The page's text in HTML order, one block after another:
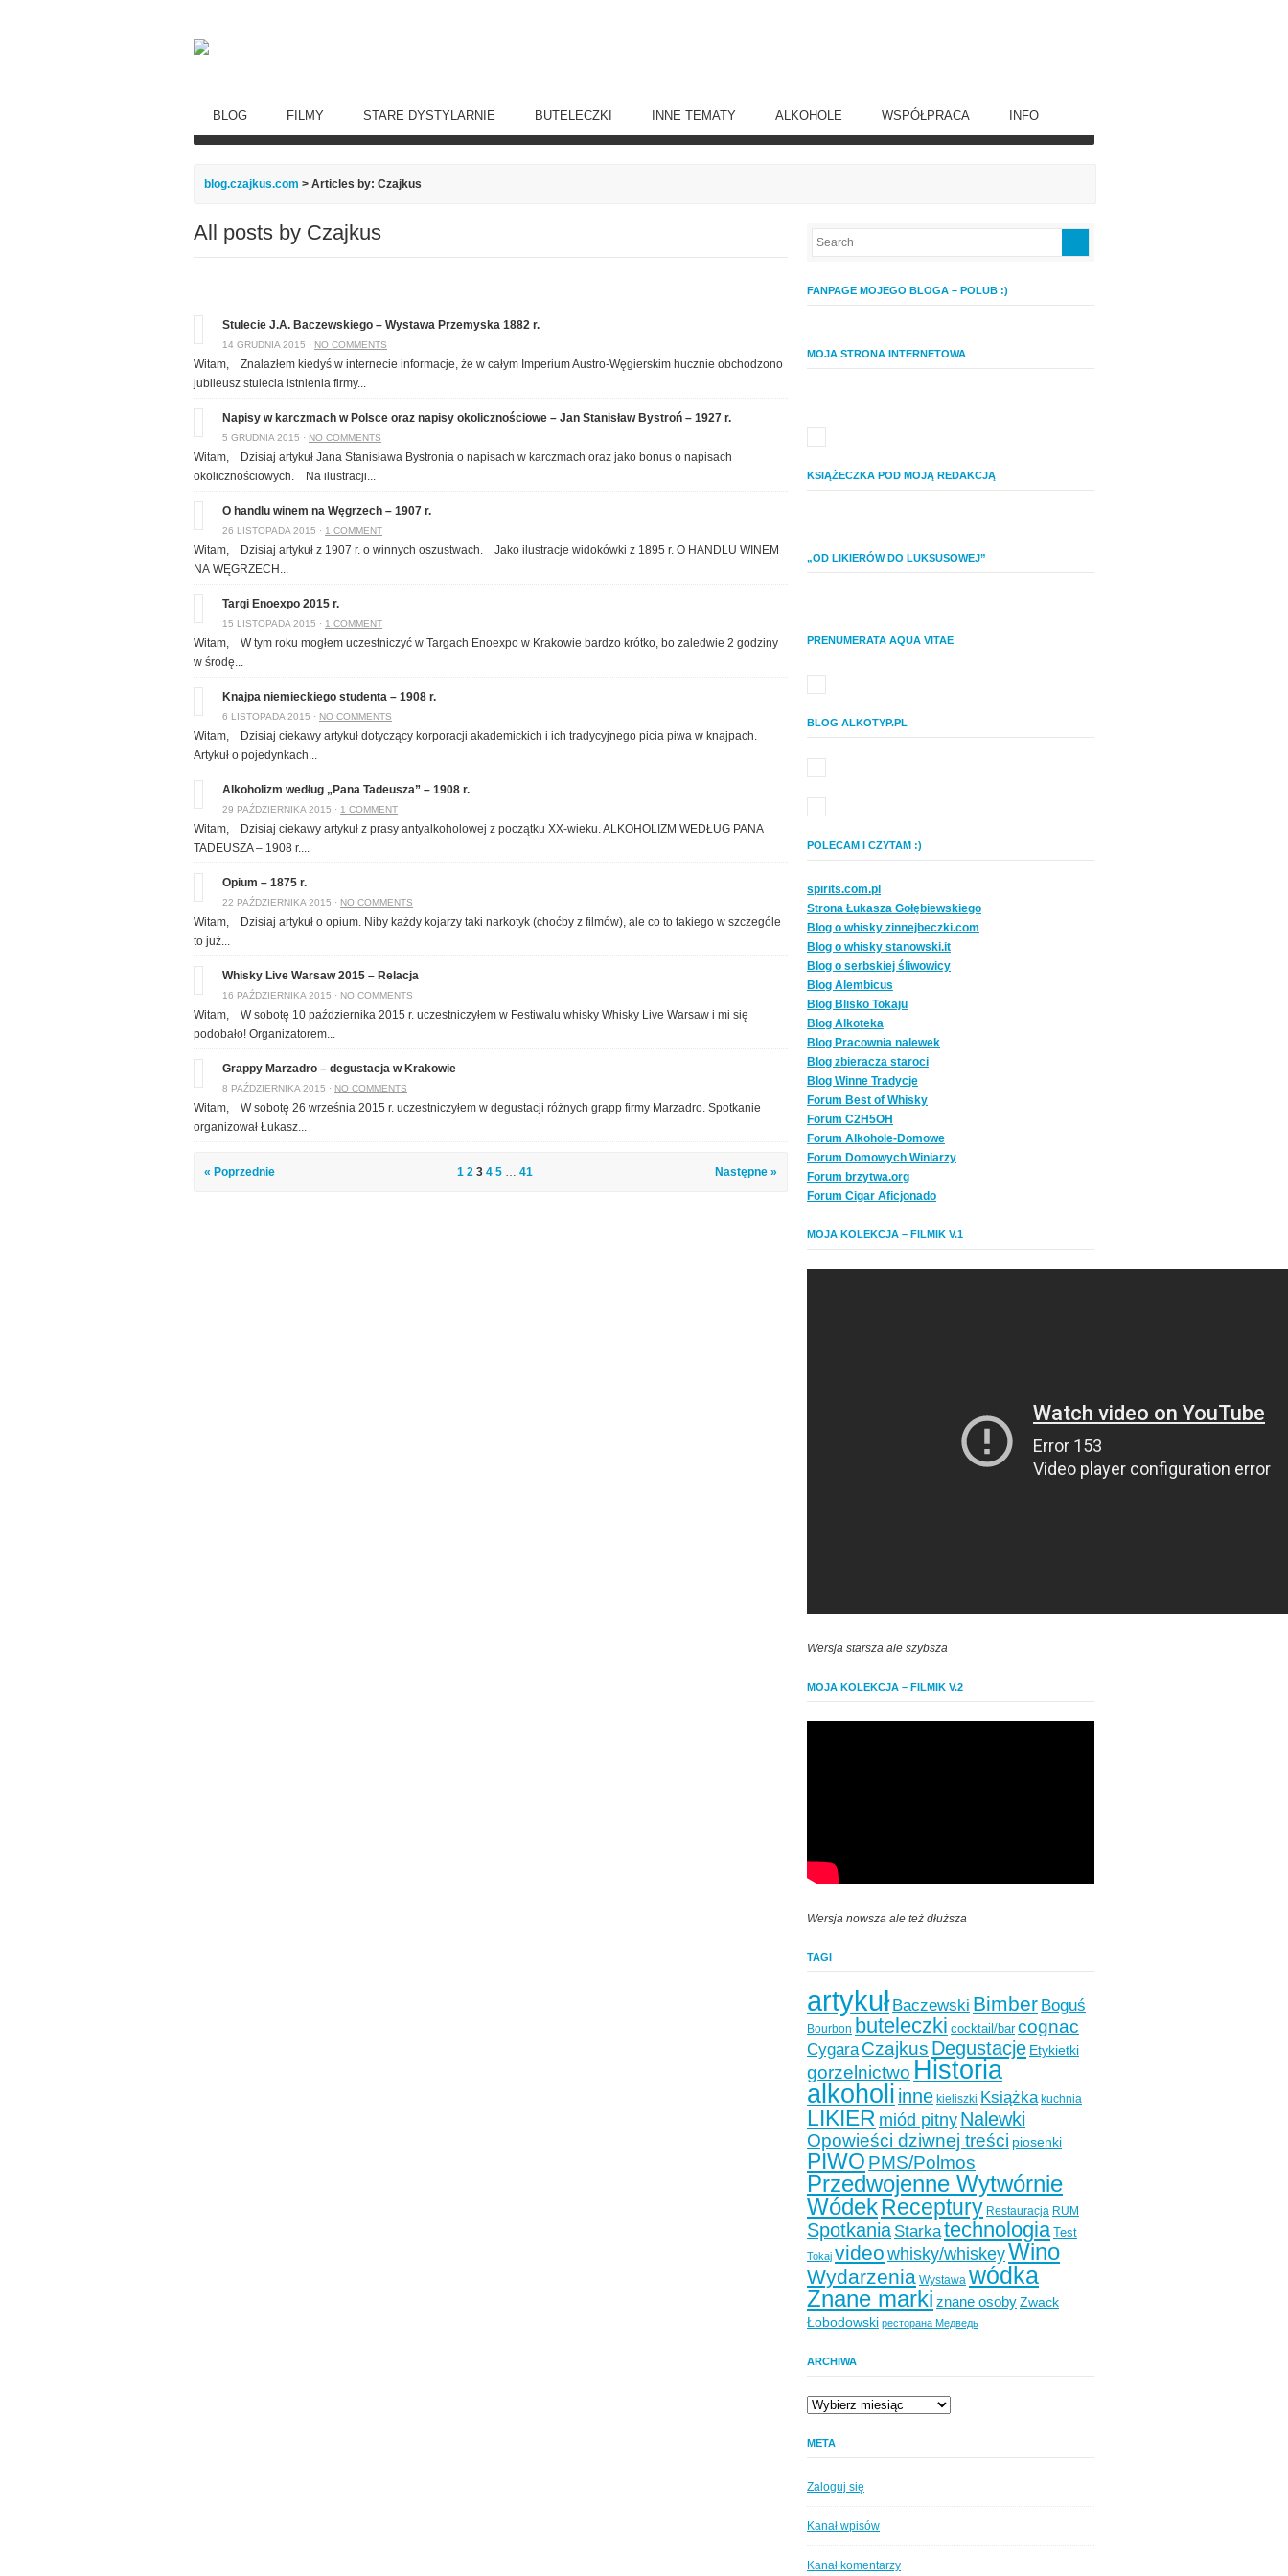
BLOG FILMY STARE DYSTYLARNIE BUTELECZKI INNE TEMATY ALKOHOLE WSPÓŁPRACA INFO
blog.czajkus.com > Articles by: Czajkus
All posts by Czajkus
1895 r.
19 STYCZNIA 2016 · 1 COMMENT
który ostatnio stał się bardzo modnym napojem.
Stulecie J.A. Baczewskiego – Wystawa Przemyska 1882 r.
14 GRUDNIA 2015 · NO COMMENTS
Witam, Znalazłem kiedyś w internecie informacje, że w całym Imperium Austro-Węgierskim hucznie obchodzono
jubileusz stulecia istnienia firmy...
Napisy w karczmach w Polsce oraz napisy okolicznościowe – Jan Stanisław Bystroń – 1927 r.
5 GRUDNIA 2015 · NO COMMENTS
Witam, Dzisiaj artykuł Jana Stanisława Bystronia o napisach w karczmach oraz jako bonus o napisach
okolicznościowych. Na ilustracji...
O handlu winem na Węgrzech – 1907 r.
26 LISTOPADA 2015 · 1 COMMENT
Witam, Dzisiaj artykuł z 1907 r. o winnych oszustwach. Jako ilustracje widokówki z 1895 r. O HANDLU WINEM
NA WĘGRZECH...
Targi Enoexpo 2015 r.
15 LISTOPADA 2015 · 1 COMMENT
Witam, W tym roku mogłem uczestniczyć w Targach Enoexpo w Krakowie bardzo krótko, bo zaledwie 2 godziny
w środę...
Knajpa niemieckiego studenta – 1908 r.
6 LISTOPADA 2015 · NO COMMENTS
Witam, Dzisiaj ciekawy artykuł dotyczący korporacji akademickich i ich tradycyjnego picia piwa w knajpach.
Artykuł o pojedynkach...
Alkoholizm według „Pana Tadeusza” – 1908 r.
29 PAŹDZIERNIKA 2015 · 1 COMMENT
Witam, Dzisiaj ciekawy artykuł z prasy antyalkoholowej z początku XX-wieku. ALKOHOLIZM WEDŁUG PANA
TADEUSZA – 1908 r....
Opium – 1875 r.
22 PAŹDZIERNIKA 2015 · NO COMMENTS
Witam, Dzisiaj artykuł o opium. Niby każdy kojarzy taki narkotyk (choćby z filmów), ale co to takiego w szczególe
to już...
Whisky Live Warsaw 2015 – Relacja
16 PAŹDZIERNIKA 2015 · NO COMMENTS
Witam, W sobotę 10 października 2015 r. uczestniczyłem w Festiwalu whisky Whisky Live Warsaw i mi się
podobało! Organizatorem...
Grappy Marzadro – degustacja w Krakowie
8 PAŹDZIERNIKA 2015 · NO COMMENTS
Witam, W sobotę 26 września 2015 r. uczestniczyłem w degustacji różnych grapp firmy Marzadro. Spotkanie
organizował Łukasz...
« Poprzednie 1 2 3 4 5 … 41 Następne »
FANPAGE MOJEGO BLOGA – POLUB :)
MOJA STRONA INTERNETOWA
KSIĄŻECZKA POD MOJĄ REDAKCJĄ
„OD LIKIERÓW DO LUKSUSOWEJ”
PRENUMERATA AQUA VITAE
BLOG ALKOTYP.PL
POLECAM I CZYTAM :)
spirits.com.pl
Strona Łukasza Gołębiewskiego
Blog o whisky zinnejbeczki.com
Blog o whisky stanowski.it
Blog o serbskiej śliwowicy
Blog Alembicus
Blog Blisko Tokaju
Blog Alkoteka
Blog Pracownia nalewek
Blog zbieracza staroci
Blog Winne Tradycje
Forum Best of Whisky
Forum C2H5OH
Forum Alkohole-Domowe
Forum Domowych Winiarzy
Forum brzytwa.org
Forum Cigar Aficjonado
MOJA KOLEKCJA – FILMIK V.1
Wersja starsza ale szybsza
MOJA KOLEKCJA – FILMIK V.2
Wersja nowsza ale też dłuższa
TAGI
artykuł Baczewski Bimber Boguś
Bourbon buteleczki cocktail/bar cognac
Cygara Czajkus Degustacje Etykietki
gorzelnictwo Historia
alkoholi inne kieliszki Książka kuchnia
LIKIER miód pitny Nalewki
Opowieści dziwnej treści piosenki
PIWO PMS/Polmos
Przedwojenne Wytwórnie
WódekReceptury Restauracja RUM
Spotkania Starkatechnologia Test
Tokaj videowhisky/whiskeyWino
Wydarzenia Wystawa wódka
Znane marki znane osobyZwack
Łobodowski ресторана Медведь
ARCHIWA
Archiwa
META
Zaloguj się
Kanał wpisów
Kanał komentarzy